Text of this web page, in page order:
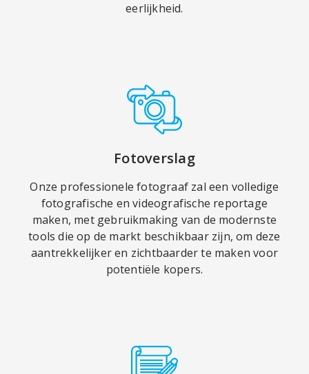
eerlijkheid.
Fotoverslag
Onze professionele fotograaf zal een volledige
fotografische en videografische reportage
maken, met gebruikmaking van de modernste
tools die op de markt beschikbaar zijn, om deze
aantrekkelijker en zichtbaarder te maken voor
potentiële kopers.